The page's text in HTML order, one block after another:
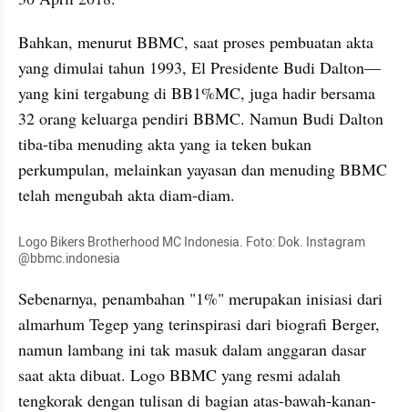
Bahkan, menurut BBMC, saat proses pembuatan akta
yang dimulai tahun 1993, El Presidente Budi Dalton—
yang kini tergabung di BB1%MC, juga hadir bersama
32 orang keluarga pendiri BBMC. Namun Budi Dalton
tiba-tiba menuding akta yang ia teken bukan
perkumpulan, melainkan yayasan dan menuding BBMC
telah mengubah akta diam-diam.
Logo Bikers Brotherhood MC Indonesia. Foto: Dok. Instagram
@bbmc.indonesia
Sebenarnya, penambahan "1%" merupakan inisiasi dari
almarhum Tegep yang terinspirasi dari biografi Berger,
namun lambang ini tak masuk dalam anggaran dasar
saat akta dibuat. Logo BBMC yang resmi adalah
tengkorak dengan tulisan di bagian atas-bawah-kanan-